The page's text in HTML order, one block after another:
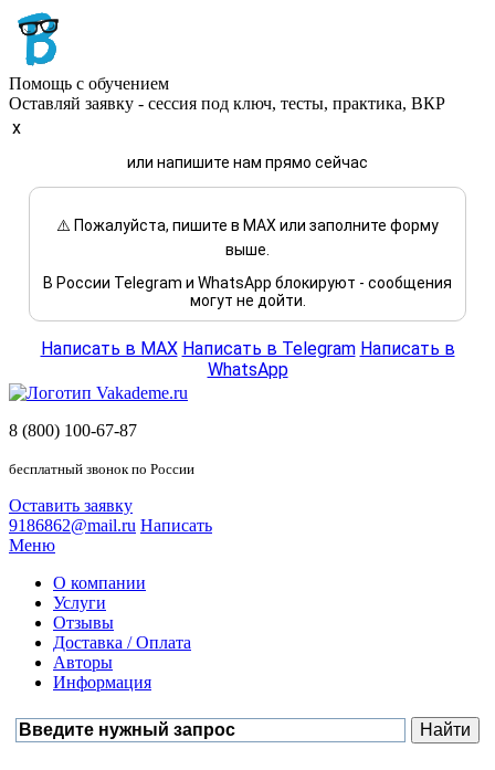
Помощь с обучением
Оставляй заявку - сессия под ключ, тесты, практика, ВКР
x
или напишите нам прямо сейчас
⚠️ Пожалуйста, пишите в MAX или заполните форму
выше.
В России Telegram и WhatsApp блокируют - сообщения
могут не дойти.
Написать в MAX Написать в Telegram Написать в
WhatsApp
8 (800) 100-67-87
бесплатный звонок по России
Оставить заявку
9186862@mail.ru Написать
Меню
О компании
Услуги
Отзывы
Доставка / Оплата
Авторы
Информация